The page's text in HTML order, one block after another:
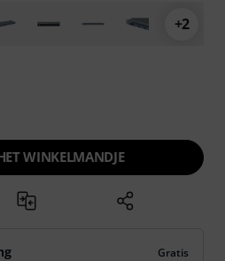
+2
WINKELMANDJE
Gratis